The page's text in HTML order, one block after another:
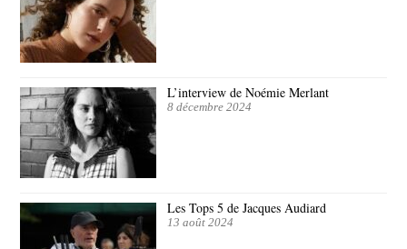
L’interview de Noémie Merlant
8 décembre 2024
Les Tops 5 de Jacques Audiard
13 août 2024